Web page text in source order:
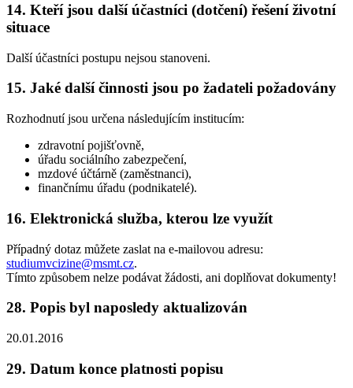
14. Kteří jsou další účastníci (dotčení) řešení životní
situace
Další účastníci postupu nejsou stanoveni.
15. Jaké další činnosti jsou po žadateli požadovány
Rozhodnutí jsou určena následujícím institucím:
zdravotní pojišťovně,
úřadu sociálního zabezpečení,
mzdové účtárně (zaměstnanci),
finančnímu úřadu (podnikatelé).
16. Elektronická služba, kterou lze využít
Případný dotaz můžete zaslat na e-mailovou adresu:
studiumvcizine@msmt.cz.
Tímto způsobem nelze podávat žádosti, ani doplňovat dokumenty!
28. Popis byl naposledy aktualizován
20.01.2016
29. Datum konce platnosti popisu